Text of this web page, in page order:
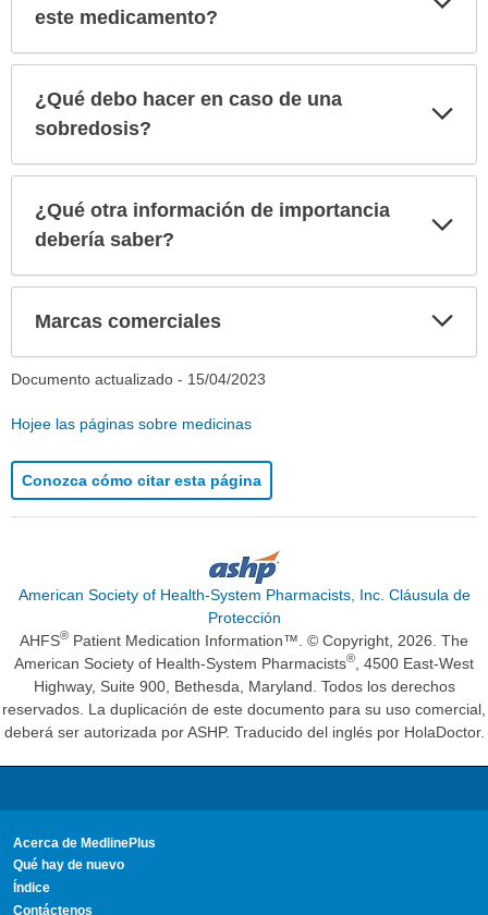
este medicamento?
¿Qué debo hacer en caso de una
sobredosis?
¿Qué otra información de importancia
debería saber?
Marcas comerciales
Documento actualizado - 15/04/2023
Hojee las páginas sobre medicinas
Conozca cómo citar esta página
American Society of Health-System Pharmacists, Inc. Cláusula de
Protección
AHFS® Patient Medication Information™. © Copyright, 2026. The
American Society of Health-System Pharmacists®
, 4500 East-West
Highway, Suite 900, Bethesda, Maryland. Todos los derechos
reservados. La duplicación de este documento para su uso comercial,
deberá ser autorizada por ASHP. Traducido del inglés por HolaDoctor.
Acerca de MedlinePlus
Qué hay de nuevo
Índice
Contáctenos